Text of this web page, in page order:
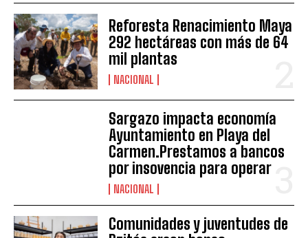
Reforesta Renacimiento Maya
292 hectáreas con más de 64
mil plantas
NACIONAL
Sargazo impacta economía
Ayuntamiento en Playa del
Carmen.Prestamos a bancos
por insovencia para operar
NACIONAL
Comunidades y juventudes de